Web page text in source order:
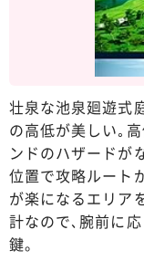
壮泉な池泉廻遊式
の高低が美しい｡
ンドのハザードが
位置で攻略ルート
が楽になるエリア
計なので､腕前に
鍵。